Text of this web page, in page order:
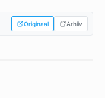
Originaal Arhiiv